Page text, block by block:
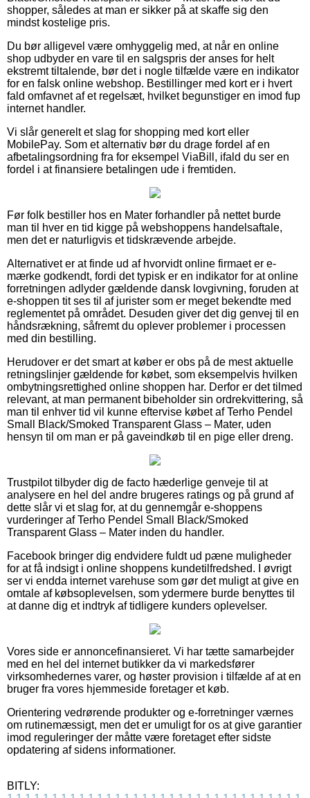
shopper, således at man er sikker på at skaffe sig den
mindst kostelige pris.
Du bør alligevel være omhyggelig med, at når en online
shop udbyder en vare til en salgspris der anses for helt
ekstremt tiltalende, bør det i nogle tilfælde være en indikator
for en falsk online webshop. Bestillinger med kort er i hvert
fald omfavnet af et regelsæt, hvilket begunstiger en imod fup
internet handler.
Vi slår generelt et slag for shopping med kort eller
MobilePay. Som et alternativ bør du drage fordel af en
afbetalingsordning fra for eksempel ViaBill, ifald du ser en
fordel i at finansiere betalingen ude i fremtiden.
Før folk bestiller hos en Mater forhandler på nettet burde
man til hver en tid kigge på webshoppens handelsaftale,
men det er naturligvis et tidskrævende arbejde.
Alternativet er at finde ud af hvorvidt online firmaet er e-
mærke godkendt, fordi det typisk er en indikator for at online
forretningen adlyder gældende dansk lovgivning, foruden at
e-shoppen tit ses til af jurister som er meget bekendte med
reglementet på området. Desuden giver det dig genvej til en
håndsrækning, såfremt du oplever problemer i processen
med din bestilling.
Herudover er det smart at køber er obs på de mest aktuelle
retningslinjer gældende for købet, som eksempelvis hvilken
ombytningsrettighed online shoppen har. Derfor er det tilmed
relevant, at man permanent bibeholder sin ordrekvittering, så
man til enhver tid vil kunne eftervise købet af Terho Pendel
Small Black/Smoked Transparent Glass – Mater, uden
hensyn til om man er på gaveindkøb til en pige eller dreng.
Trustpilot tilbyder dig de facto hæderlige genveje til at
analysere en hel del andre brugeres ratings og på grund af
dette slår vi et slag for, at du gennemgår e-shoppens
vurderinger af Terho Pendel Small Black/Smoked
Transparent Glass – Mater inden du handler.
Facebook bringer dig endvidere fuldt ud pæne muligheder
for at få indsigt i online shoppens kundetilfredshed. I øvrigt
ser vi endda internet varehuse som gør det muligt at give en
omtale af købsoplevelsen, som ydermere burde benyttes til
at danne dig et indtryk af tidligere kunders oplevelser.
Vores side er annoncefinansieret. Vi har tætte samarbejder
med en hel del internet butikker da vi markedsfører
virksomhedernes varer, og høster provision i tilfælde af at en
bruger fra vores hjemmeside foretager et køb.
Orientering vedrørende produkter og e-forretninger værnes
om rutinemæssigt, men det er umuligt for os at give garantier
imod reguleringer der måtte være foretaget efter sidste
opdatering af sidens informationer.
BITLY: